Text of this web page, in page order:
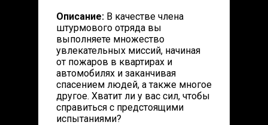
Описание: В качестве члена
штурмового отряда вы
выполняете множество
увлекательных миссий, начиная
от пожаров в квартирах и
автомобилях и заканчивая
спасением людей, а также многое
другое. Хватит ли у вас сил, чтобы
справиться с предстоящими
испытаниями?